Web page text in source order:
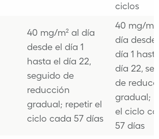
ciclos
40 mg/m² al día
desde el día 1
hasta el día 22,
seguido de
reducción
gradual; repetir el
ciclo cada 57 días
40 mg/
día desde
día 1
día 22,
de
gradual;
el ciclo
57 días